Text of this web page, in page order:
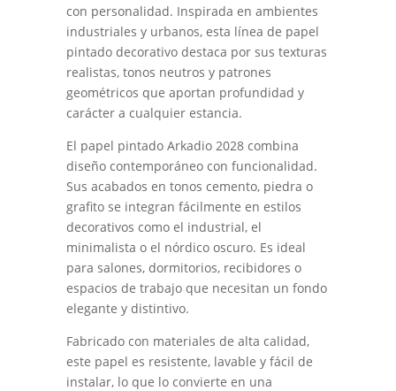
con personalidad. Inspirada en ambientes
industriales y urbanos, esta línea de papel
pintado decorativo destaca por sus texturas
realistas, tonos neutros y patrones
geométricos que aportan profundidad y
carácter a cualquier estancia.
El papel pintado Arkadio 2028 combina
diseño contemporáneo con funcionalidad.
Sus acabados en tonos cemento, piedra o
grafito se integran fácilmente en estilos
decorativos como el industrial, el
minimalista o el nórdico oscuro. Es ideal
para salones, dormitorios, recibidores o
espacios de trabajo que necesitan un fondo
elegante y distintivo.
Fabricado con materiales de alta calidad,
este papel es resistente, lavable y fácil de
instalar, lo que lo convierte en una